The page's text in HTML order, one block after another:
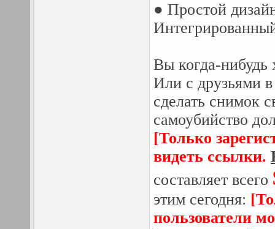
● Простой
Вы когда-нибудь
Или с друзьями
сделать снимок
самоубийство
[Только
видеть ссылки.
составляет всего
этим сегодня:
пользователи